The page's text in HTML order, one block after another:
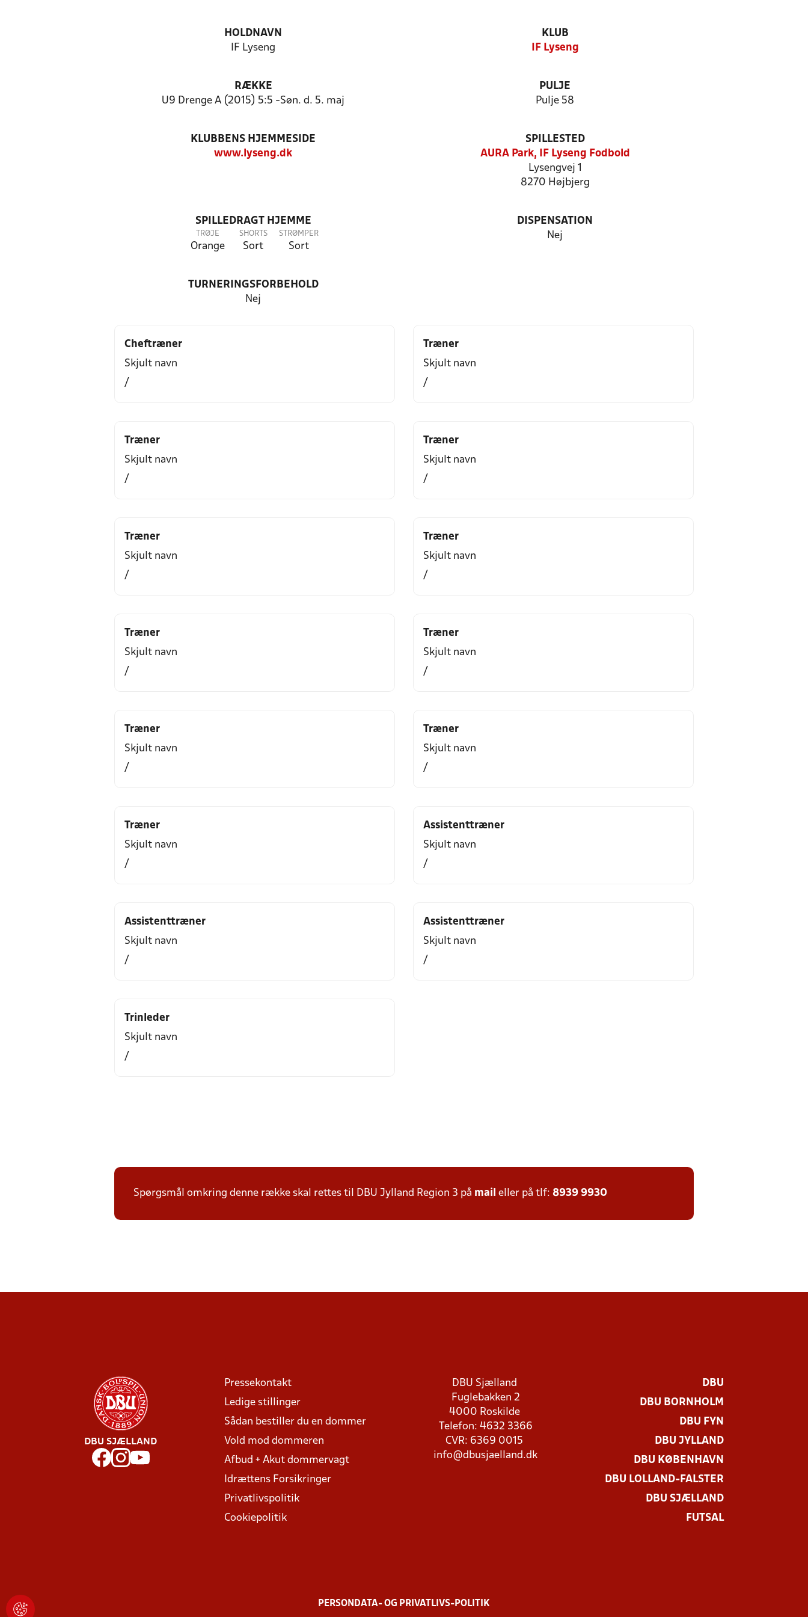
HOLDNAVN
IF Lyseng
KLUB
IF Lyseng
RÆKKE
U9 Drenge A (2015) 5:5 -Søn. d. 5. maj
PULJE
Pulje 58
KLUBBENS HJEMMESIDE
www.lyseng.dk
SPILLESTED
AURA Park, IF Lyseng Fodbold
Lysengvej 1
8270 Højbjerg
SPILLEDRAGT HJEMME
TRØJE
Orange
SHORTS
Sort
STRØMPER
Sort
DISPENSATION
Nej
TURNERINGSFORBEHOLD
Nej
Cheftræner
Skjult navn
/
Træner
Skjult navn
/
Træner
Skjult navn
/
Træner
Skjult navn
/
Træner
Skjult navn
/
Træner
Skjult navn
/
Træner
Skjult navn
/
Træner
Skjult navn
/
Træner
Skjult navn
/
Træner
Skjult navn
/
Træner
Skjult navn
/
Assistenttræner
Skjult navn
/
Assistenttræner
Skjult navn
/
Assistenttræner
Skjult navn
/
Trinleder
Skjult navn
/
Spørgsmål omkring denne række skal rettes til DBU Jylland Region 3 på mail eller på tlf: 8939 9930
DBU SJÆLLAND
Pressekontakt
Ledige stillinger
Sådan bestiller du en dommer
Vold mod dommeren
Afbud + Akut dommervagt
Idrættens Forsikringer
Privatlivspolitik
Cookiepolitik
DBU Sjælland
Fuglebakken 2
4000 Roskilde
Telefon: 4632 3366
CVR: 6369 0015
info@dbusjaelland.dk
DBU
DBU BORNHOLM
DBU FYN
DBU JYLLAND
DBU KØBENHAVN
DBU LOLLAND-FALSTER
DBU SJÆLLAND
FUTSAL
PERSONDATA- OG PRIVATLIVS-POLITIK